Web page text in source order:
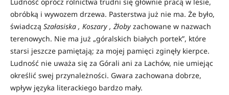
obróbką i wywozem drzewa. Pasterstwa już nie ma. Że było,
świadczą Szałasiska , Koszary , Żłobyzachowane w nazwach
terenowych. Nie ma już „góralskich białych portek”, które
starsi jeszcze pamiętają; za mojej pamięci zginęły kierpce.
Ludność nie uważa się za Górali ani za Lachów, nie umiejąc
określić swej przynależności. Gwara zachowana dobrze,
wpływ języka literackiego bardzo mały.